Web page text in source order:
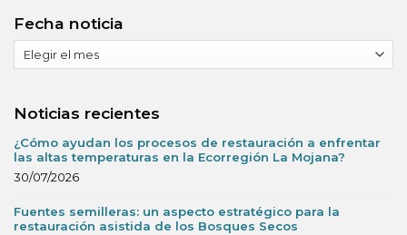
Fecha noticia
noticia
Noticias recientes
¿Cómo ayudan los procesos de restauración a enfrentar
las altas temperaturas en la Ecorregión La Mojana?
30/07/2026
Fuentes semilleras: un aspecto estratégico para la
restauración asistida de los Bosques Secos